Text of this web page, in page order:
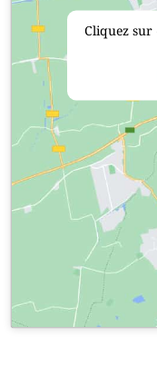
Cliquez sur